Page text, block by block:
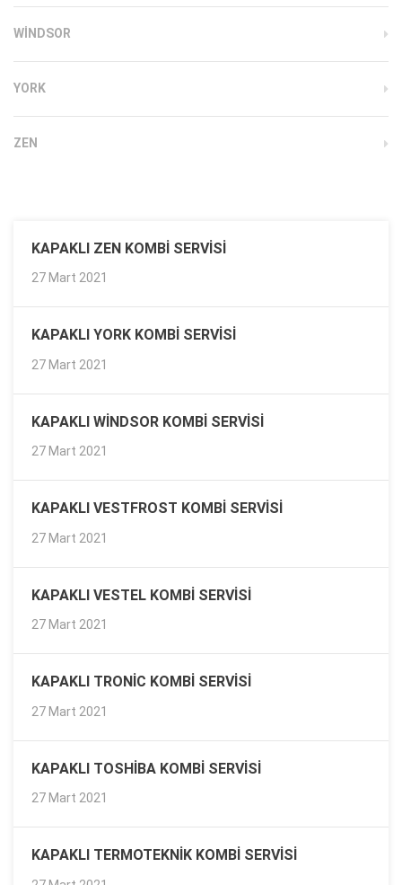
WINDSOR
YORK
ZEN
KAPAKLI ZEN KOMBI SERVISI
27 Mart 2021
KAPAKLI YORK KOMBI SERVISI
27 Mart 2021
KAPAKLI WINDSOR KOMBI SERVISI
27 Mart 2021
KAPAKLI VESTFROST KOMBI SERVISI
27 Mart 2021
KAPAKLI VESTEL KOMBI SERVISI
27 Mart 2021
KAPAKLI TRONIC KOMBI SERVISI
27 Mart 2021
KAPAKLI TOSHIBA KOMBI SERVISI
27 Mart 2021
KAPAKLI TERMOTEKNIK KOMBI SERVISI